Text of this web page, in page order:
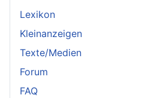
Lexikon
Kleinanzeigen
Texte/Medien
Forum
FAQ